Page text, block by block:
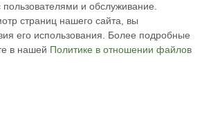
- продажа товаров для рыбалки по
Москве и России
пользователями и обслуживание.
страниц нашего сайта, вы
его использования. Более подробные
в нашей Политике в отношении файлов